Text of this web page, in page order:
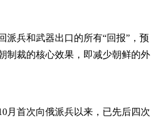
派兵和武器出口的所有“回报”，预
制裁的核心效果，即减少朝鲜的外
月首次向俄派兵以来，已先后四次